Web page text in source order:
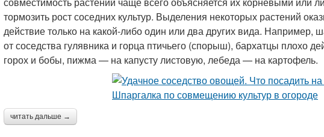
тормозить рост соседних культур. Выделения некоторых растений
действие только на какой-либо один или два других вида. Например,
от соседства гулявника и горца птичьего (спорыш), бархатцы плохо
горох и бобы, пижма — на капусту листовую, лебеда — на картофель.
читать дальше →